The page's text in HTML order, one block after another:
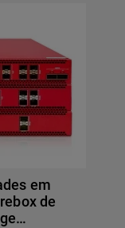
em
de